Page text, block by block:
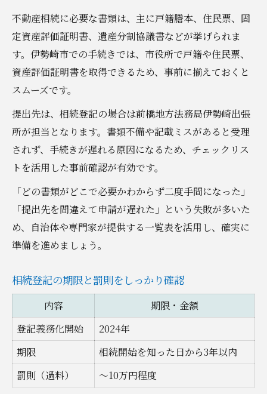
不動産相続に必要な書類は、主に戸籍謄本、住民票、固
定資産評価証明書、遺産分割協議書などが挙げられま
す。伊勢崎市での手続きでは、市役所で戸籍や住民票、
資産評価証明書を取得できるため、事前に揃えておくと
スムーズです。
提出先は、相続登記の場合は前橋地方法務局伊勢崎出張
所が担当となります。書類不備や記載ミスがあると受理
されず、手続きが遅れる原因になるため、チェックリス
トを活用した事前確認が有効です。
「どの書類がどこで必要かわからず二度手間になった」
「提出先を間違えて申請が遅れた」という失敗が多いた
め、自治体や専門家が提供する一覧表を活用し、確実に
準備を進めましょう。
相続登記の期限と罰則をしっかり確認
内容
期限・金額
登記義務化開始
2024年
期限
相続開始を知った日から3年以内
罰則（過料）
～10万円程度